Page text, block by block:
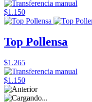
$1.150
Top Pollensa
$1.265
$1.150